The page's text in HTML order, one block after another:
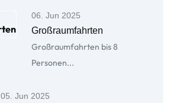
06. Jun 2025
Großraumfahrten
Großraumfahrten bis 8
Personen...
05. Jun 2025